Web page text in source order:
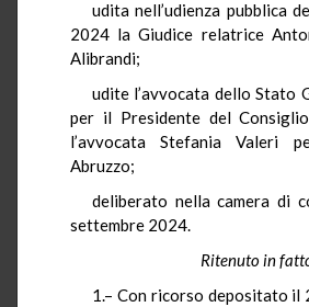
udita nell’udienza pubblica
2024 la Giudice relatrice
Alibrandi;
udite l’avvocata dello Stato
per il Presidente del
l’avvocata Stefania Valeri
Abruzzo;
deliberato nella camera di
settembre 2024.
Ritenuto in
1.– Con ricorso depositato il